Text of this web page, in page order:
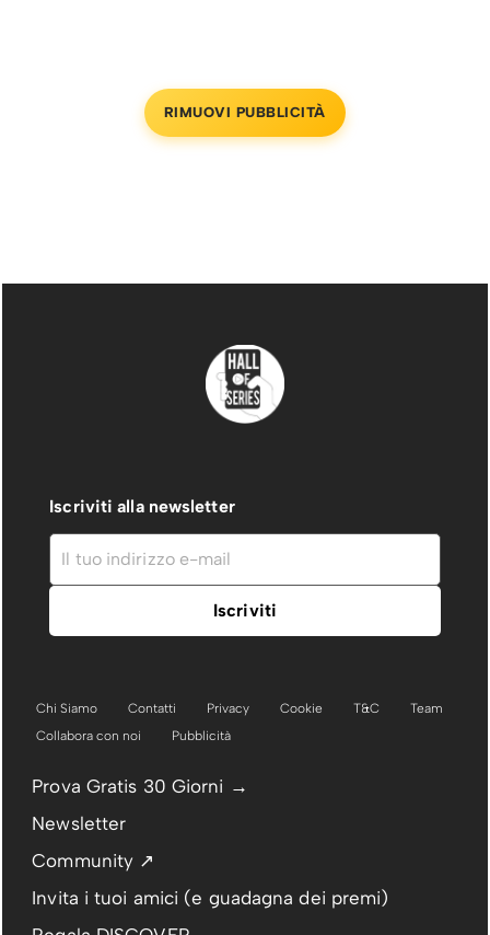
RIMUOVI PUBBLICITÀ
Iscriviti alla newsletter
Chi Siamo Contatti Privacy Cookie T&C
Team
Collabora con noi
Pubblicità
Prova Gratis 30 Giorni →
Newsletter
Community ↗
Invita i tuoi amici (e guadagna dei premi)